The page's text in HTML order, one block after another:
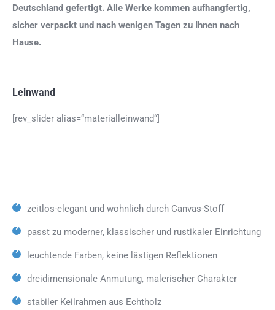
Deutschland gefertigt. Alle Werke kommen aufhangfertig,
sicher verpackt und nach wenigen Tagen zu Ihnen nach
Hause.
Leinwand
[rev_slider alias=“materialleinwand“]
zeitlos-elegant und wohnlich durch Canvas-Stoff
passt zu moderner, klassischer und rustikaler Einrichtung
leuchtende Farben, keine lästigen Reflektionen
dreidimensionale Anmutung, malerischer Charakter
stabiler Keilrahmen aus Echtholz